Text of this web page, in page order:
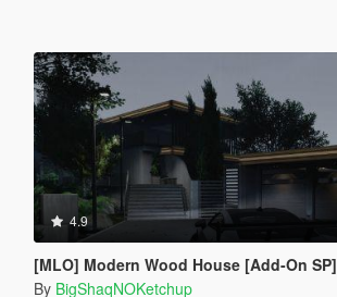
4.9
[MLO] Modern Wood House [Add-On SP]
By BigShaqNOKetchup